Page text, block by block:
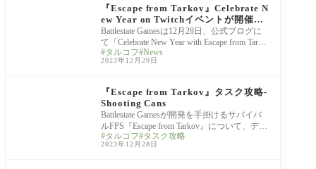
『Escape from Tarkov』Celebrate N
ew Year on Twitchイベントが開催。
配信を視聴してツイッチドロップス豪
華アイテムをゲットしよう！
Battlestate Gamesは12月28日、公式ブログに
て「Celebrate New Year with Escape from Tarko
v on Twitch」をアナウンスした。12月29日～
新年1月8日までTwitch
タルコフ News
2023年12月29日
『Escape from Tarkov』タスク攻略-
Shooting Cans
Battlestate Gamesが開発を手掛けるサバイバ
ルFPS『Escape from Tarkov』について、ディ
ーラーのPraporから受注できるグラウンドゼ
ロのタスク「S
タルコフ タスク攻略
2023年12月28日